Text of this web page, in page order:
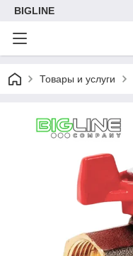
BIGLINE
Товары и услуги